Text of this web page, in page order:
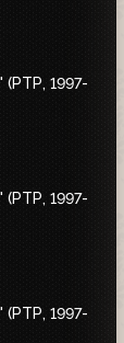
(РТР, 1997-
(РТР, 1997-
(РТР, 1997-